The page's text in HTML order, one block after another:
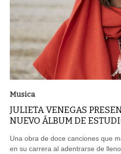
Musica
JULIETA VENEGAS
NUEVO ÁLBUM DE
Una obra de doce canciones que
en su carrera al adentrarse de